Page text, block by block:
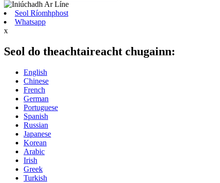
Seol Ríomhphost
Whatsapp
x
Seol do theachtaireacht chugainn:
English
Chinese
French
German
Portuguese
Spanish
Russian
Japanese
Korean
Arabic
Irish
Greek
Turkish